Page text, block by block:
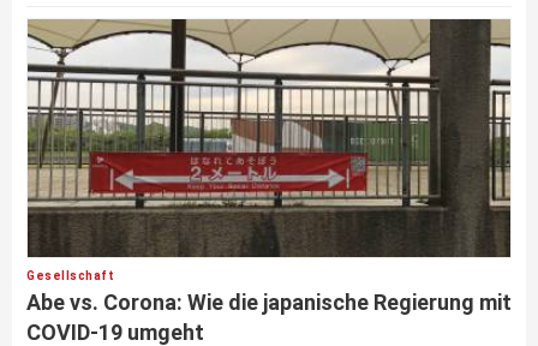
Gesellschaft
Abe vs. Corona: Wie die japanische Regierung mit
COVID-19 umgeht